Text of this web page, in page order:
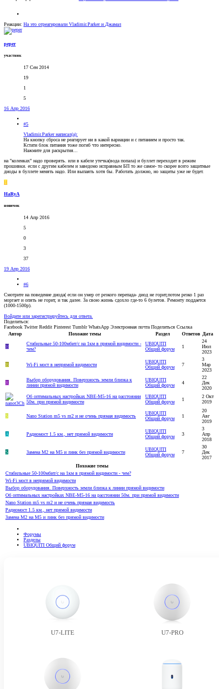
Реакции: На это отреагировали Vladimir.Parkerи Джамал
peper
участник
17 Сен 2014
19
1
5
16 Апр 2016
#5
Vladimir.Parker написал(а):
На кнопку сброса не реагирует ни в какой вариации и с питанием и просто так.
Кстати блок питания тоже погиб что интересно.
Нажмите для раскрытия...
на "коленках" надо проверять. или в кабеле утечка(вода попала) и буллет переходит в режим
прошивки. если с другим кабелем и заведомо исправным БП то же самое- то скорее всего защитные
диоды в буллете менять надо. Или выпаять хотя бы. Работать должно, но защиты уже не будет.
H
HaRyA
новичок
14 Апр 2016
5
0
3
37
19 Апр 2016
#6
Смотрите на поведение диода( если он умер от резкого перепада- диод не горит,потом резко 1 раз
моргает и опять не горит, и так далее. За свою жизнь сдохло где-то 6 булетов. Ремонту поддается
(1000-1500р).
Войдите или зарегистрируйтесь для ответа.
Поделиться:
Facebook Twitter Reddit Pinterest Tumblr WhatsApp Электронная почта Поделиться Ссылка
Автор
Похожие темы Раздел Ответов Дата
H
Стабильные 50-100мбит/с на 1км в прямой видимости -
чем?
UBIQUITI
Общий форум
1
24
Июл
2023
B Wi-Fi мост в непрямой видимости
UBIQUITI
Общий форум
7
3
Мар
2023
R
Выбор оборудования. Поверхность земли близка к
линии прямой видимости
UBIQUITI
Общий форум
4
22
Дек
2020
Об оптимальных настройках NBE-M5-16 на расстоянии
50м. при прямой видимости
UBIQUITI
Общий форум
1
2 Окт
2019
S Nano Station m5 vs m2 и не очень прямая видимость
UBIQUITI
Общий форум
1
20
Авг
2019
A Радиомост 1.5 км., нет прямой видимости
UBIQUITI
Общий форум
3
3
Апр
2018
S Замена M2 на M5 и линк без прямой видимости
UBIQUITI
Общий форум
7
30
Дек
2017
Похожие темы
Стабильные 50-100мбит/с на 1км в прямой видимости - чем?
Wi-Fi мост в непрямой видимости
Выбор оборудования. Поверхность земли близка к линии прямой видимости
Об оптимальных настройках NBE-M5-16 на расстоянии 50м. при прямой видимости
Nano Station m5 vs m2 и не очень прямая видимость
Радиомост 1.5 км., нет прямой видимости
Замена M2 на M5 и линк без прямой видимости
Форумы
Разделы
UBIQUITI Общий форум
U7-LITE U7-PRO